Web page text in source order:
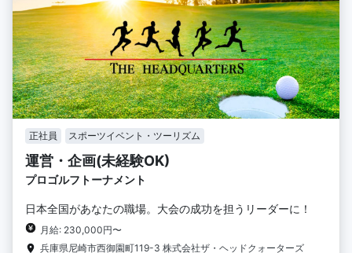
正社員 スポーツイベント・ツーリズム
運営・企画(未経験OK)
プロゴルフトーナメント
日本全国があなたの職場。大会の成功を担うリーダーに！
月給: 230,000円〜
兵庫県尼崎市西御園町119-3 株式会社ザ・ヘッドクォーターズ